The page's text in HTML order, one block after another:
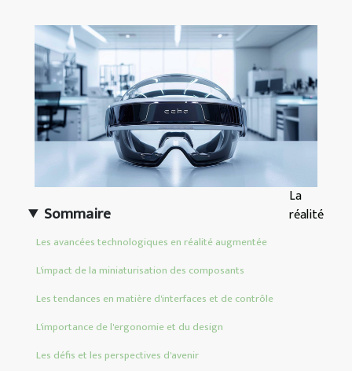
Sommaire
Les avancées technologiques en réalité augmentée
L'impact de la miniaturisation des composants
Les tendances en matière d'interfaces et de contrôle
L'importance de l'ergonomie et du design
Les défis et les perspectives d'avenir
La
réalité